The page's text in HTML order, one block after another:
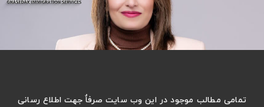
تمامی مطالب موجود در این وب سایت صرفاٌ جهت اطلاع رسانی